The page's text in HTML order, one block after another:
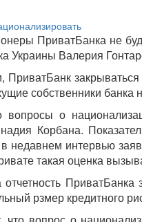
ПриватБанка не
Украины Валерия
закрываться
собственники
вопросы о
Корбана.
недавнем интервью
такая оценка
рзмер кредитного